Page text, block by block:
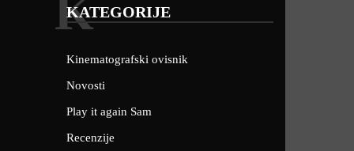
KATEGORIJE
K
Kinematografski ovisnik
Novosti
Play it again Sam
Recenzije